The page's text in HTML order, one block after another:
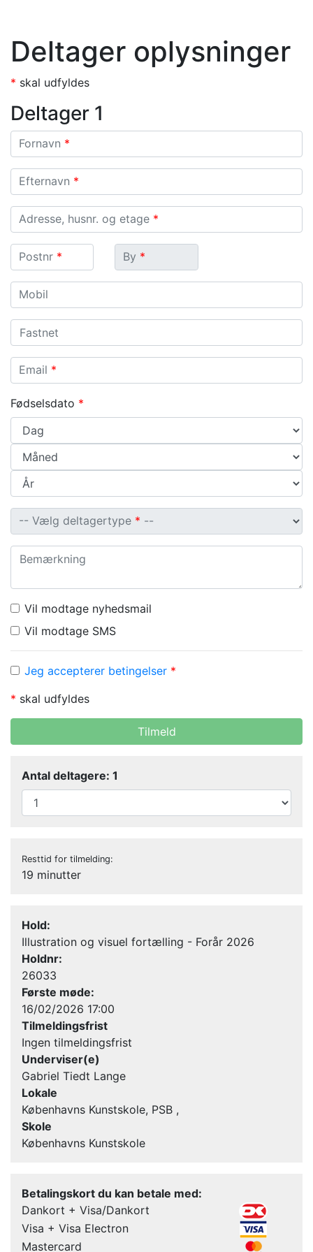
Deltager oplysninger
* skal udfyldes
Deltager 1
Fornavn
Fornavn *
Efternavn
Efternavn *
Adresse, husnr. og etage
Adresse, husnr. og etage *
Postnr.
Postnr * ByBy *
Mobil
Mobil
Fastnet
Email
Email *
Fødselsdato *
Vælg deltagertype
-- Vælg deltagertype * --
Bemærkning
Vil modtage nyhedsmail
Vil modtage SMS
Jeg accepterer betingelser *
* skal udfyldes
Tilmeld
Antal deltagere: 1
Resttid for tilmelding:
19 minutter
Hold:
Illustration og visuel fortælling - Forår 2026
Holdnr:
26033
Første møde:
16/02/2026 17:00
Tilmeldingsfrist
Ingen tilmeldingsfrist
Underviser(e)
Gabriel Tiedt Lange
Lokale
Københavns Kunstskole, PSB ,
Skole
Københavns Kunstskole
Betalingskort du kan betale med:
Dankort + Visa/Dankort
Visa + Visa Electron
Mastercard